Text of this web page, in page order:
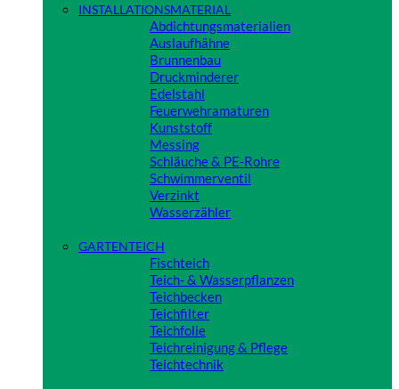
INSTALLATIONSMATERIAL
Abdichtungsmaterialien
Auslaufhähne
Brunnenbau
Druckminderer
Edelstahl
Feuerwehramaturen
Kunststoff
Messing
Schläuche & PE-Rohre
Schwimmerventil
Verzinkt
Wasserzähler
GARTENTEICH
Fischteich
Teich- & Wasserpflanzen
Teichbecken
Teichfilter
Teichfolie
Teichreinigung & Pflege
Teichtechnik